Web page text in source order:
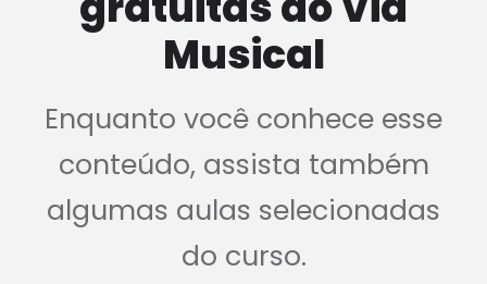
Musical
Enquanto você conhece esse
conteúdo, assista também
algumas aulas selecionadas
do curso.